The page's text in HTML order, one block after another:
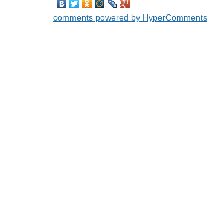
comments powered by HyperComments